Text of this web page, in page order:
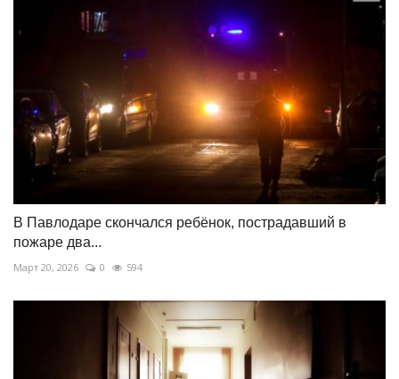
В Павлодаре скончался ребёнок, пострадавший в
пожаре два...
Март 20, 2026 0 594